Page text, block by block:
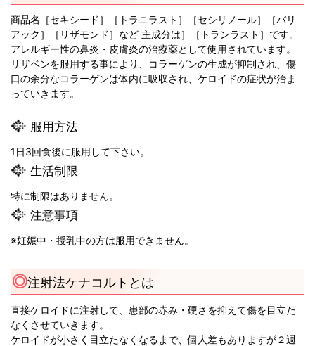
商品名［セキシード］［トラニラスト］［セシリノール］［バリ
アック］［リザモンド］など 主成分は］［トランラスト］です。
アレルギー性の鼻炎・皮膚炎の治療薬として使用されています。
リザベンを服用する事により、コラーゲンの生成が抑制され、傷
口の余分なコラーゲンは体内に吸収され、ケロイドの症状が治ま
っていきます。
服用方法
1日3回食後に服用して下さい。
生活制限
特に制限はありません。
注意事項
※妊娠中・授乳中の方は服用できません。
注射法ケナコルトとは
直接ケロイドに注射して、患部の赤み・硬さを抑えて傷を目立た
なくさせていきます。
ケロイドが小さく目立たなくなるまで、個人差もありますが２週